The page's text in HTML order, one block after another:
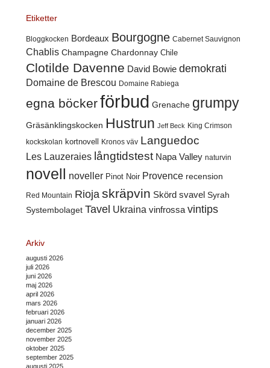
Etiketter
Bloggkocken Bordeaux Bourgogne Cabernet Sauvignon
Chablis Champagne Chardonnay Chile
Clotilde Davenne David Bowie demokrati
Domaine de Brescou Domaine Rabiega
egna böckerförbud Grenache grumpy
Gräsänklingskocken Hustrun Jeff Beck King Crimson
kockskolan kortnovell Kronos väv Languedoc
Les Lauzeraies långtidstest Napa Valley naturvin
novell noveller Pinot Noir Provence recension
Red Mountain Rioja skräpvin Skörd svavel Syrah
Systembolaget Tavel Ukraina vinfrossa vintips
Arkiv
augusti 2026
juli 2026
juni 2026
maj 2026
april 2026
mars 2026
februari 2026
januari 2026
december 2025
november 2025
oktober 2025
september 2025
augusti 2025